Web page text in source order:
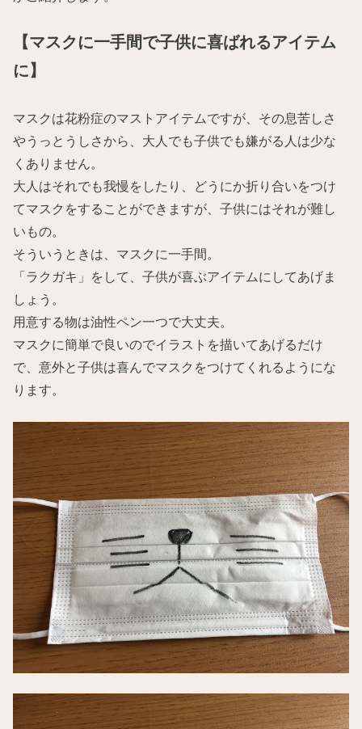
【マスクに一手間で子供に喜ばれるアイテム
に】
マスクは花粉症のマストアイテムですが、その息苦しさ
やうっとうしさから、大人でも子供でも嫌がる人は少な
くありません。
大人はそれでも我慢をしたり、どうにか折り合いをつけ
てマスクをすることができますが、子供にはそれが難し
いもの。
そういうときは、マスクに一手間。
「ラクガキ」をして、子供が喜ぶアイテムにしてあげま
しょう。
用意する物は油性ペン一つで大丈夫。
マスクに簡単で良いのでイラストを描いてあげるだけ
で、意外と子供は喜んでマスクをつけてくれるようにな
ります。